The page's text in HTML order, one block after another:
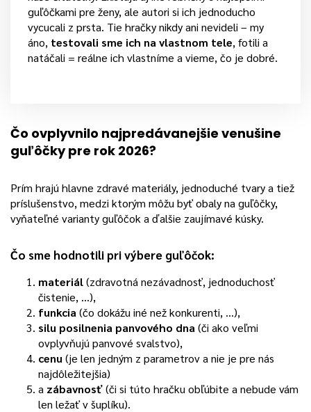
guľôčkami pre ženy, ale autori si ich jednoducho
vycucali z prsta. Tie hračky nikdy ani nevideli – my
áno, testovali sme ich na vlastnom tele, fotili a
natáčali = reálne ich vlastníme a vieme, čo je dobré.
Čo ovplyvnilo najpredávanejšie venušine
guľôčky pre rok 2026?
Prím hrajú hlavne zdravé materiály, jednoduché tvary a tiež
príslušenstvo, medzi ktorým môžu byť obaly na guľôčky,
vyňateľné varianty guľôčok a ďalšie zaujímavé kúsky.
Čo sme hodnotili pri výbere guľôčok:
materiál(zdravotná nezávadnosť, jednoduchosť
čistenie, …),
funkcia (čo dokážu iné než konkurenti, …),
silu posilnenia panvového dna (či ako veľmi
ovplyvňujú panvové svalstvo),
cenu (je len jedným z parametrov a nie je pre nás
najdôležitejšia)
a zábavnosť(či si túto hračku obľúbite a nebude vám
len ležať v šuplíku).